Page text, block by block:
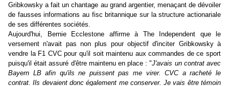
Gribkowsky a fait un chantage au grand argentier, menaçant de dévoiler
de fausses informations au fisc britannique sur la structure actionariale
de ses différentes sociétés.
Aujourd'hui, Bernie Ecclestone affirme à The Independent que le
versement n'avait pas non plus pour objectif d'inciter Gribkowsky à
vendre la F1 CVC pour qu'il soit maintenu aux commandes de ce sport
puisqu'il était assuré d'être maintenu en place : "J'avais un contrat avec
Bayern LB afin qu'ils ne puissent pas me virer. CVC a racheté le
contrat. Ils devaient donc également me conserver. Je vais être témoin